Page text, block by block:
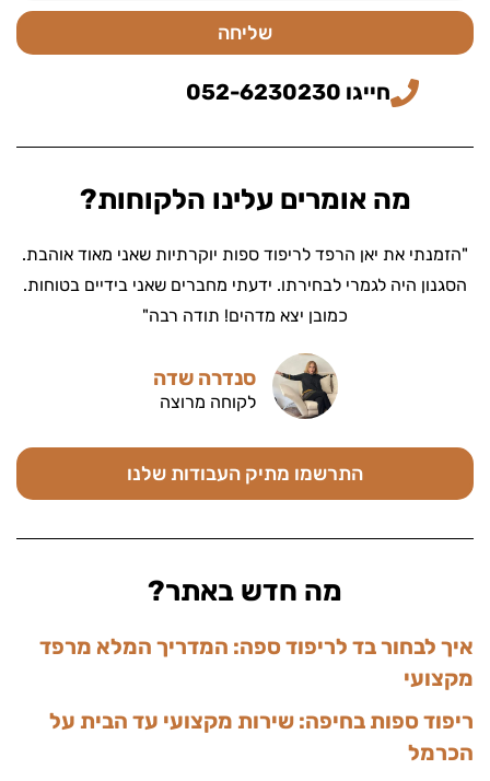
שליחה
חייגו 052-6230230
מה אומרים עלינו הלקוחות?
"הזמנתי את יאן הרפד לריפוד ספות יוקרתיות שאני מאוד אוהבת.
הסגנון היה לגמרי לבחירתו. ידעתי מחברים שאני בידיים בטוחות.
כמובן יצא מדהים! תודה רבה"
סנדרה שדה
לקוחה מרוצה
התרשמו מתיק העבודות שלנו
מה חדש באתר?
איך לבחור בד לריפוד ספה: המדריך המלא מרפד
מקצועי
ריפוד ספות בחיפה: שירות מקצועי עד הבית על
הכרמל